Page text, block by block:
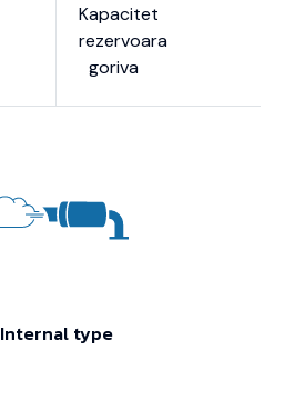
Kapacitet
rezervoara
goriva
Internal type